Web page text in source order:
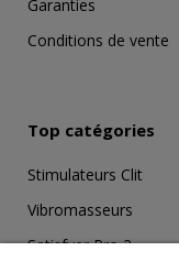
Garanties
Conditions de vente
Top catégories
Stimulateurs Clit
Vibromasseurs
Satisfyer Pro 2